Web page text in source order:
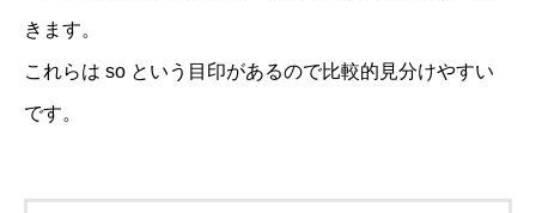
きます。
これらは so という目印があるので比較的見分けやすい
です。